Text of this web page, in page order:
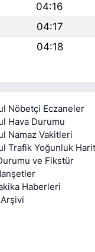
04:16
04:17
04:18
Nöbetçi Eczaneler
Hava Durumu
Namaz Vakitleri
Trafik Yoğunluk
ve Fikstür
Haberleri